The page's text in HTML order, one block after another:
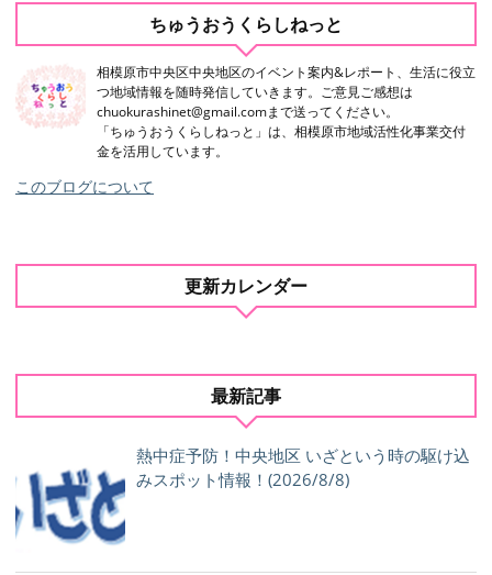
ちゅうおうくらしねっと
相模原市中央区中央地区のイベント案内&レポート、生活に役立
つ地域情報を随時発信していきます。ご意見ご感想は
chuokurashinet@gmail.comまで送ってください。
「ちゅうおうくらしねっと」は、相模原市地域活性化事業交付
金を活用しています。
このブログについて
更新カレンダー
最新記事
熱中症予防！中央地区 いざという時の駆け込
みスポット情報！(2026/8/8)